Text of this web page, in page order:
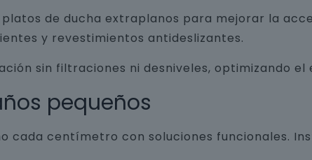
de ducha extraplanos para mejorar la
y revestimientos antideslizantes.
sin filtraciones ni desniveles, optimizando
pequeños
cada centímetro con soluciones funcionales.